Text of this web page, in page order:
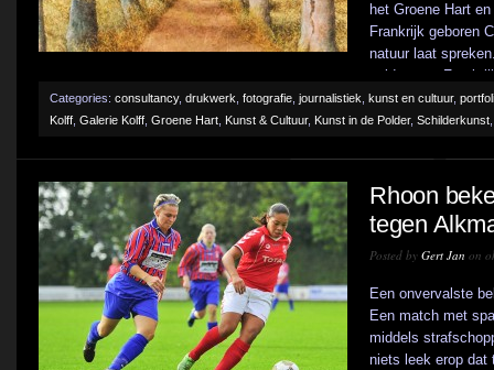
het Groene Hart
Frankrijk geboren
natuur laat
zuiden van
Categories: consultancy, drukwerk fotografie journalistiek kunst en cultuur,
Kolff Galerie Kolff Groene Hart Kunst & Cultuur, Kunst in de Polder, Schilderkunst
Rhoon
tegen
Posted by Gert Jan on
Een onvervalste
Een match met
middels
niets leek erop dat